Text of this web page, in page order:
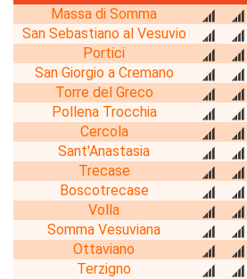
Massa di Somma
San Sebastiano al Vesuvio
Portici
San Giorgio a Cremano
Torre del Greco
Pollena Trocchia
Cercola
Sant'Anastasia
Trecase
Boscotrecase
Volla
Somma Vesuviana
Ottaviano
Terzigno